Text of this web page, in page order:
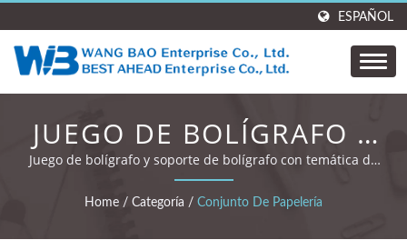
ESPAÑOL
JUEGO DE BOLÍGRAFO Y
SOPORTE DE
BOLÍGRAFO.
Juego de bolígrafo y soporte de bolígrafo con temática de
Stitch.
Home / Categoría / Conjunto De Papelería